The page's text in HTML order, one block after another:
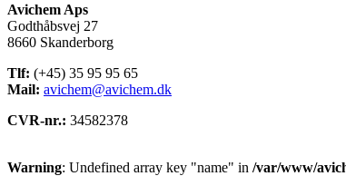
Avichem Aps
Godthåbsvej 27
8660 Skanderborg
Tlf: (+45) 35 95 95 65
Mail: avichem@avichem.dk
CVR-nr.: 34582378
Warning: Undefined array key "name" in /var/www/